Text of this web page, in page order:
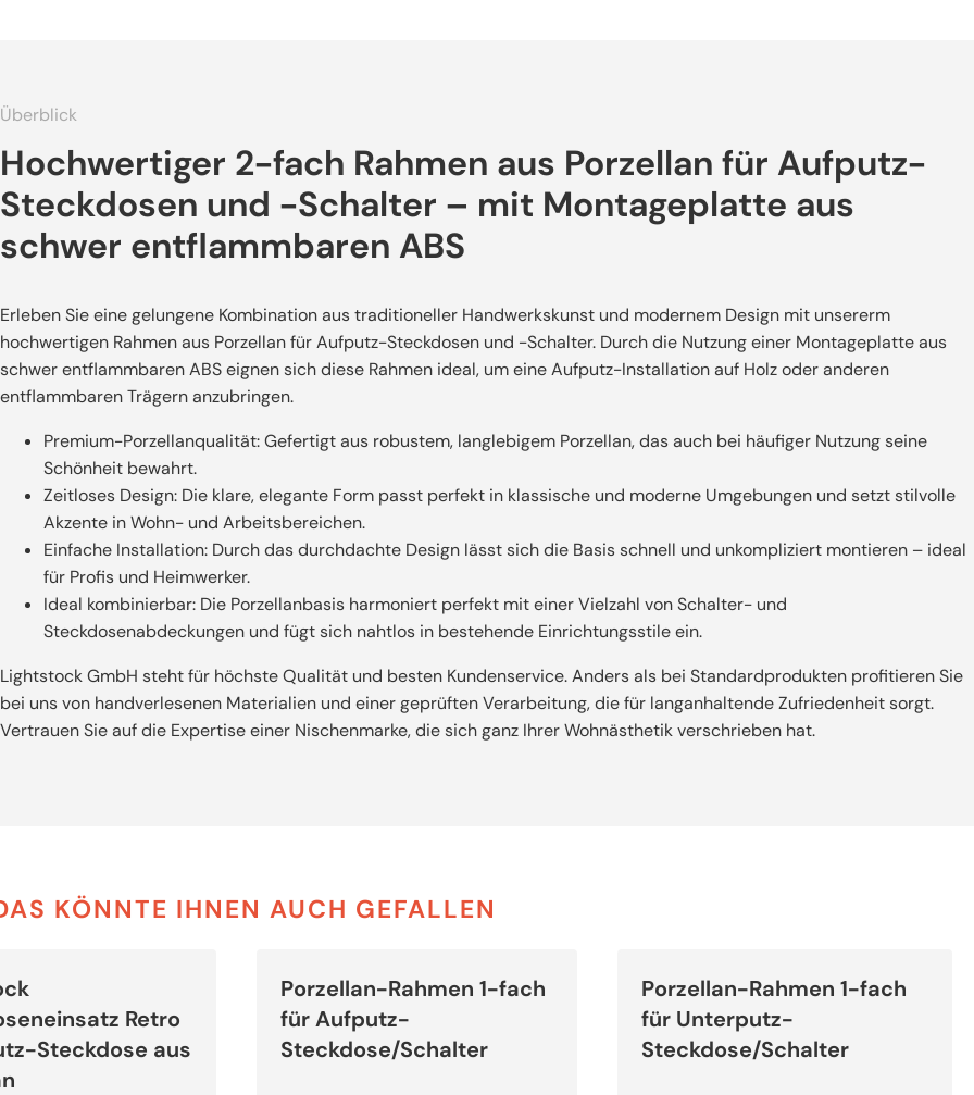
Überblick
Hochwertiger 2-fach Rahmen aus Porzellan für Aufputz-
Steckdosen und -Schalter – mit Montageplatte aus
schwer entflammbaren ABS
Erleben Sie eine gelungene Kombination aus traditioneller Handwerkskunst und modernem Design mit unsererm
hochwertigen Rahmen aus Porzellan für Aufputz-Steckdosen und -Schalter. Durch die Nutzung einer Montageplatte aus
schwer entflammbaren ABS eignen sich diese Rahmen ideal, um eine Aufputz-Installation auf Holz oder anderen
entflammbaren Trägern anzubringen.
Premium-Porzellanqualität: Gefertigt aus robustem, langlebigem Porzellan, das auch bei häufiger Nutzung seine
Schönheit bewahrt.
Zeitloses Design: Die klare, elegante Form passt perfekt in klassische und moderne Umgebungen und setzt stilvolle
Akzente in Wohn- und Arbeitsbereichen.
Einfache Installation: Durch das durchdachte Design lässt sich die Basis schnell und unkompliziert montieren – ideal
für Profis und Heimwerker.
Ideal kombinierbar: Die Porzellanbasis harmoniert perfekt mit einer Vielzahl von Schalter- und
Steckdosenabdeckungen und fügt sich nahtlos in bestehende Einrichtungsstile ein.
Lightstock GmbH steht für höchste Qualität und besten Kundenservice. Anders als bei Standardprodukten profitieren Sie
bei uns von handverlesenen Materialien und einer geprüften Verarbeitung, die für langanhaltende Zufriedenheit sorgt.
Vertrauen Sie auf die Expertise einer Nischenmarke, die sich ganz Ihrer Wohnästhetik verschrieben hat.
KÖNNTE IHNEN AUCH GEFALLEN
Retro
Steckdose aus
Porzellan-Rahmen 1-fach
für Aufputz-
Steckdose/Schalter
weist
mehrere
Varianten
Optionen
Porzellan-Rahmen 1-fach
für Unterputz-
Steckdose/Schalter
weist
mehrere
Varianten
Optionen